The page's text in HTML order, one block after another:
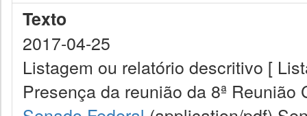
Texto
2017-04-25
Listagem ou relatório descritivo [
Presença da reunião da 8ª Reunião